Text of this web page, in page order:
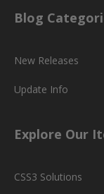
Blog
New Releases
Update Info
Explore Our
CSS3 Solutions